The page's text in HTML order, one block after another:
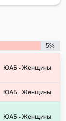
5%
ЮАБ - Женщины
ЮАБ - Женщины
ЮАБ - Женщины